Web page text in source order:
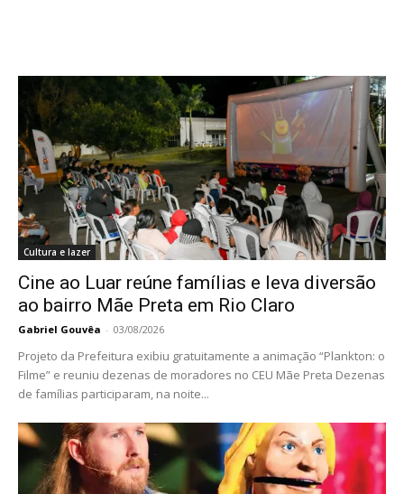
Cultura e lazer
Cine ao Luar reúne famílias e leva diversão
ao bairro Mãe Preta em Rio Claro
Gabriel Gouvêa - 03/08/2026
Projeto da Prefeitura exibiu gratuitamente a animação “Plankton: o
Filme” e reuniu dezenas de moradores no CEU Mãe Preta Dezenas
de famílias participaram, na noite...